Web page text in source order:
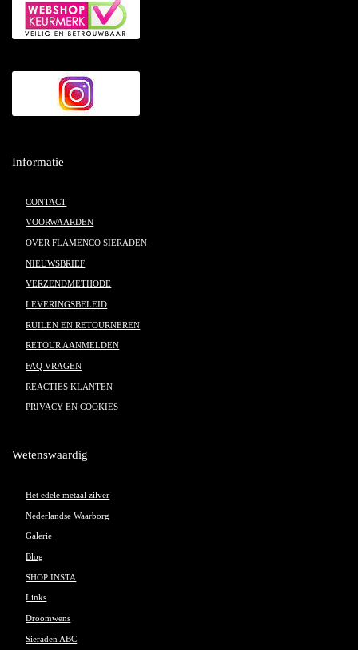
Informatie
CONTACT
VOORWAARDEN
OVER FLAMENCO SIERADEN
NIEUWSBRIEF
VERZENDMETHODE
LEVERINGSBELEID
RUILEN EN RETOURNEREN
RETOUR AANMELDEN
FAQ VRAGEN
REACTIES KLANTEN
PRIVACY EN COOKIES
Wetenswaardig
Het edele metaal zilver
Nederlandse Waarborg
Galerie
Blog
SHOP INSTA
Links
Droomwens
Sieraden ABC